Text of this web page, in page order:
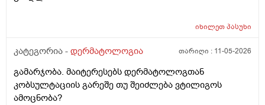
იხილეთპასუხი
კატეგორია - დერმატოლოგია თარიღი : 11-05-2026
გამარჯობა. მაიტერესებს დერმატოლოგთან
კობსულტაციის გარეშე თუ შეიძლება ვტილიგოს
ამოცნობა?